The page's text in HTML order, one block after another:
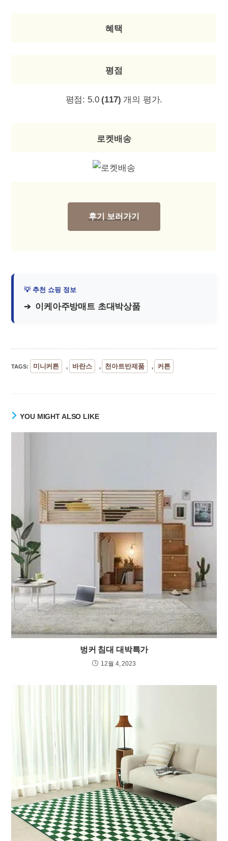
혜택
평점
평점: 5.0 (117) 개의 평가.
로켓배송
후기 보러가기
이케아주방매트 초대박상품
TAGS: 미니커튼 , 바란스 , 천아트반제품 , 커튼
YOU MIGHT ALSO LIKE
벙커 침대 대박특가
12월 4, 2023